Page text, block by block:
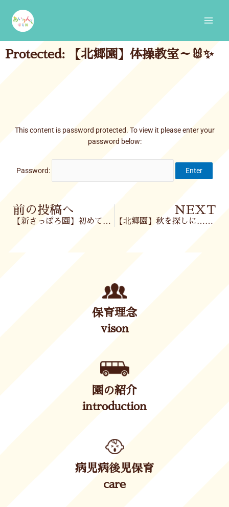
content
Protected: 【北郷園】体操教室～🐰✨
This content is password protected. To view it please enter your
password below:
Password:
Prev
前の投稿へ
【新さっぽろ園】初めてのお散歩✨
NEXT
【北郷園】秋を探しに…🍂🎶
保育理念
vison
園の紹介
introduction
病児病後児保育
care